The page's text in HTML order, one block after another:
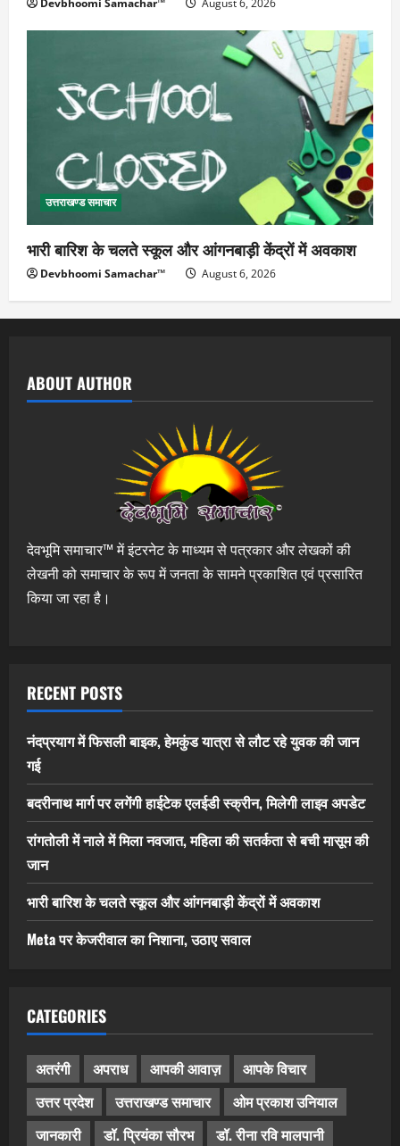
उत्तराखण्ड समाचार
भारी बारिश के चलते स्कूल और आंगनबाड़ी केंद्रों में अवकाश
Devbhoomi Samachar™ August 6, 2026
ABOUT AUTHOR
देवभूमि समाचार™ में इंटरनेट के माध्यम से पत्रकार और लेखकों की
लेखनी को समाचार के रूप में जनता के सामने प्रकाशित एवं प्रसारित
किया जा रहा है।
RECENT POSTS
नंदप्रयाग में फिसली बाइक, हेमकुंड यात्रा से लौट रहे युवक की जान
गई
बदरीनाथ मार्ग पर लगेंगी हाईटेक एलईडी स्क्रीन, मिलेगी लाइव अपडेट
रांगतोली में नाले में मिला नवजात, महिला की सतर्कता से बची मासूम की
जान
भारी बारिश के चलते स्कूल और आंगनबाड़ी केंद्रों में अवकाश
Meta पर केजरीवाल का निशाना, उठाए सवाल
CATEGORIES
अतरंगी अपराध आपकी आवाज़
आपके विचार
उत्तर प्रदेश
उत्तराखण्ड समाचार
ओम प्रकाश उनियाल
जानकारी
डॉ. प्रियंका सौरभ डॉ. रीना रवि मालपानी